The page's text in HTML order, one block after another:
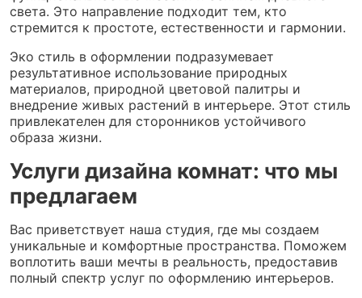
света. Это направление подходит тем, кто
стремится к простоте, естественности и гармонии.
Эко стиль в оформлении подразумевает
результативное использование природных
материалов, природной цветовой палитры и
внедрение живых растений в интерьере. Этот стиль
привлекателен для сторонников устойчивого
образа жизни.
Услуги дизайна комнат: что мы
предлагаем
Вас приветствует наша студия, где мы создаем
уникальные и комфортные пространства. Поможем
воплотить ваши мечты в реальность, предоставив
полный спектр услуг по оформлению интерьеров.